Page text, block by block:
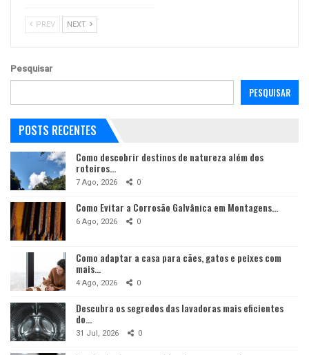
PREV NEXT
Pesquisar
PESQUISAR
POSTS RECENTES
Como descobrir destinos de natureza além dos
roteiros…
7 Ago, 2026 0
Como Evitar a Corrosão Galvânica em Montagens…
6 Ago, 2026 0
Como adaptar a casa para cães, gatos e peixes com
mais…
4 Ago, 2026 0
Descubra os segredos das lavadoras mais eficientes
do…
31 Jul, 2026 0